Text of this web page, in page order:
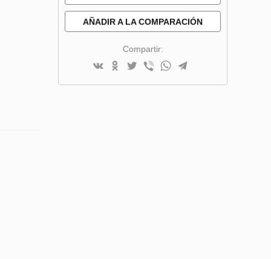
AÑADIR A LA COMPARACIÓN
Compartir: